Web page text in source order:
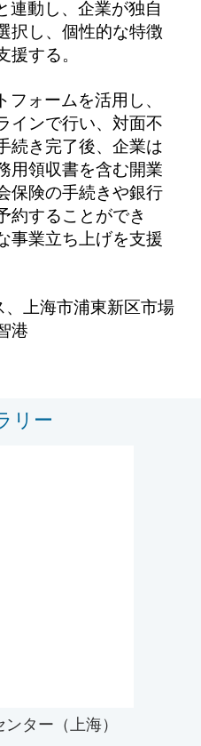
連動し、企業が独自
択し、個性的な特徴
援する。
ォームを活用し、
インで行い、対面不
続き完了後、企業は
用領収書を含む開業
保険の手続きや銀行
約することができ
事業立ち上げを支援
上海市浦東新区市場
港
リー
ター（上海）